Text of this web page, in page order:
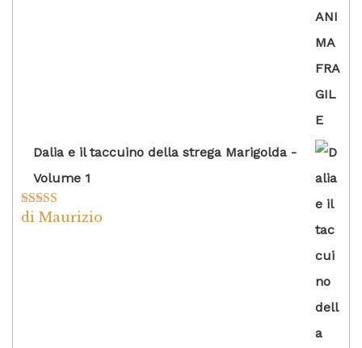
Dalia e il taccuino della strega Marigolda -
Volume 1
Valutato4
di Maurizio